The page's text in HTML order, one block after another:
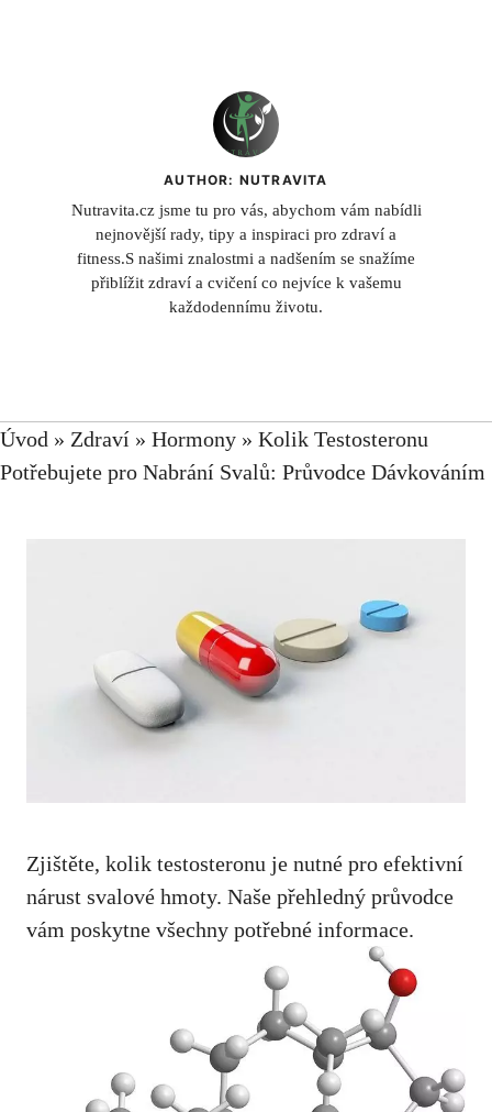
AUTHOR: NUTRAVITA
Nutravita.cz jsme tu pro vás, abychom vám nabídli
nejnovější rady, tipy a inspiraci pro zdraví a
fitness.S našimi znalostmi a nadšením se snažíme
přiblížit zdraví a cvičení co nejvíce k vašemu
každodennímu životu.
Úvod » Zdraví » Hormony » Kolik Testosteronu
Potřebujete pro Nabrání Svalů: Průvodce Dávkováním
Zjištěte, kolik ⁤testosteronu je⁣ nutné pro efektivní
nárust svalové hmoty.⁤ Naše‌ přehledný průvodce
vám poskytne všechny‍ potřebné informace.